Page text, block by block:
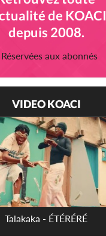
de KOACI
depuis 2008.
aux abonnés
VIDEO KOACI
Talakaka - ÉTÉRÉRÉ